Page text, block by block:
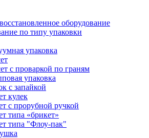
оборудование
по типу упаковки
упаковка
с проваркой по граням
упаковка
с запайкой
кулек
с прорубной ручкой
типа «брикет»
типа "Флоу-пак"